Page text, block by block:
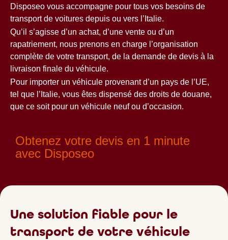
Disposeo vous accompagne pour tous vos besoins de
transport de voitures depuis ou vers l’Italie.
Qu’il s’agisse d’un achat, d’une vente ou d’un
rapatriement, nous prenons en charge l’organisation
complète de votre transport, de la demande de devis à la
livraison finale du véhicule.
Pour importer un véhicule provenant d’un pays de l’UE,
tel que l’Italie, vous êtes dispensé des droits de douane,
que ce soit pour un véhicule neuf ou d’occasion.
Obtenez votre devis en 1 minute
avec Disposeo
Une solution fiable pour le
transport de votre véhicule